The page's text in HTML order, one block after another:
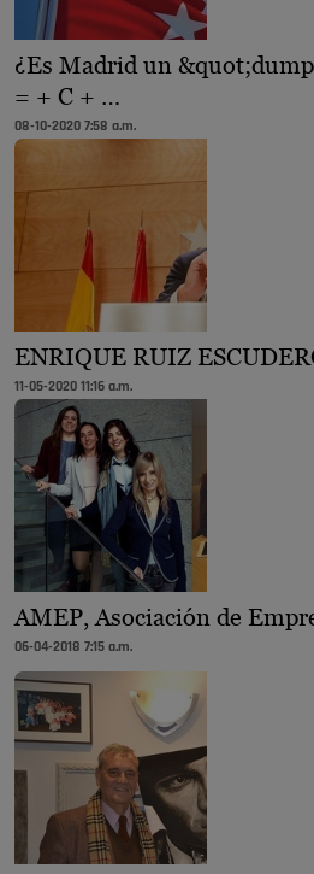
¿Es Madrid un
= + C + …
08-10-2020 7:58 a.m.
ENRIQUE RUIZ
11-05-2020 11:16 a.m.
AMEP, Asociación de
06-04-2018 7:15 a.m.